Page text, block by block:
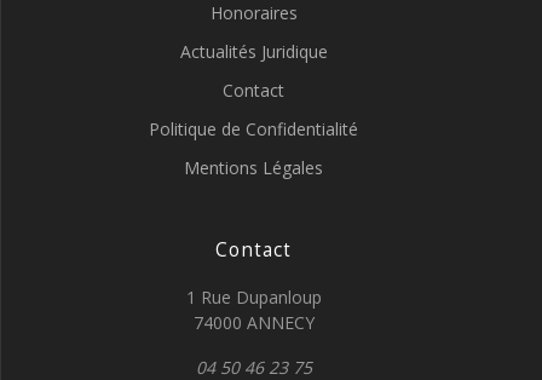
Honoraires
Actualités Juridique
Contact
Politique de Confidentialité
Mentions Légales
Contact
1 Rue Dupanloup
74000 ANNECY
04 50 46 23 75